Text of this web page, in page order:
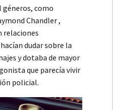
géneros, como
Chandler ,
relaciones
dudar sobre la
y dotaba de mayor
que parecía vivir
policial.